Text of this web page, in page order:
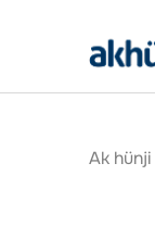
Ak hünji